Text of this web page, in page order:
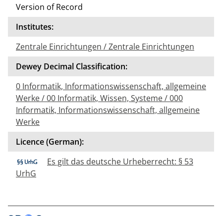
Version of Record
Institutes:
Zentrale Einrichtungen / Zentrale Einrichtungen
Dewey Decimal Classification:
0 Informatik, Informationswissenschaft, allgemeine
Werke / 00 Informatik, Wissen, Systeme / 000
Informatik, Informationswissenschaft, allgemeine
Werke
Licence (German):
Es gilt das deutsche Urheberrecht: § 53
UrhG